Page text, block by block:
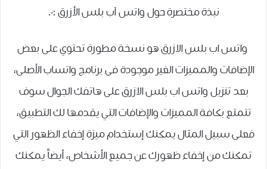
نبذة مختصرة حول واتس آب بلس الأزرق :-.
واتس اب بلس الازرق هو نسخة مطورة تحتوي على بعض
الإضافات والمميزات الغير موجودة فى برنامج واتساب الأصلى،
بعد تنزيل واتس اب بلس الازرق على هاتفك الجوال سوف
تتمتع بكافة المميزات والإضافات التي يقدمها لك التطبيق،
فعلى سبيل المثال يمكنك إستخدام ميزة إخفاء الظهور التي
تمكنك من إخفاء ظهورك عن جميع الأشخاص، أيضاً يمكنك